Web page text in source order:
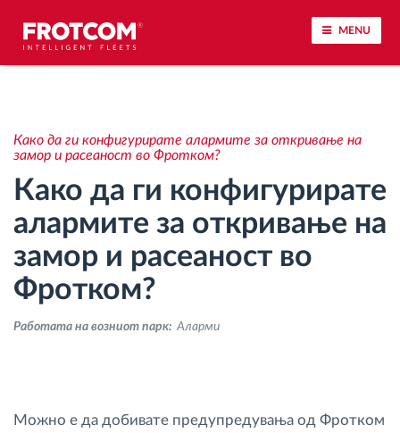
MENU
Анализа на возачкото однесување
Следење на времетраењето на возењето
Управување со работната сила
Далечинско преземање тахографски
датотеки
Управување со горивото
Како да ги конфигурирате алармите за откривање на
замор и расеаност во Фротком?
Како да ги конфигурирате
алармите за откривање на
замор и расеаност во
Фротком?
Работата на возниот парк: Аларми
Можно е да добивате предупредувања од Фротком